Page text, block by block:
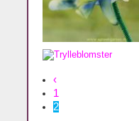
‹
1
2